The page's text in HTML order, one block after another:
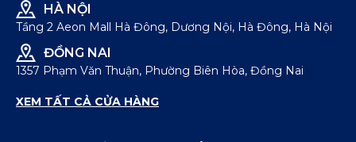
HÀ NỘI
Tầng 2 Aeon Mall Hà Đông, Dương Nội, Hà Đông, Hà Nội
ĐỒNG NAI
1357 Phạm Văn Thuận, Phường Biên Hòa, Đồng Nai
XEM TẤT CẢ CỬA HÀNG